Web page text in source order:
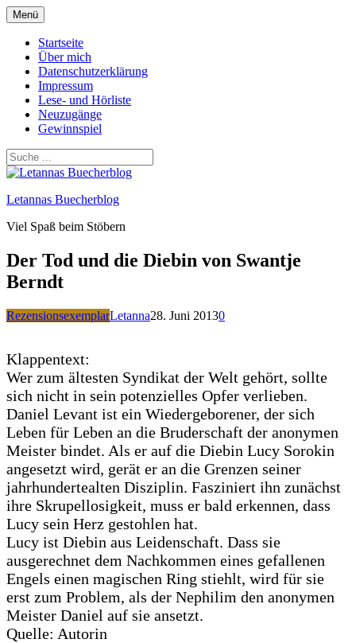
Zum
Inhalt
springen
Menü
Startseite
Über mich
Datenschutzerklärung
Impressum
Lese- und Hörliste
Neuzugänge
Gewinnspiel
Letannas Buecherblog
Viel Spaß beim Stöbern
Der Tod und die Diebin von Swantje
Berndt
RezensionsexemplarLetanna28. Juni 20130
Klappentext:
Wer zum ältesten Syndikat der Welt gehört, sollte
sich nicht in sein potenzielles Opfer verlieben.
Daniel Levant ist ein Wiedergeborener, der sich
Leben für Leben an die Bruderschaft der anonymen
Meister bindet. Als er auf die Diebin Lucy Sorokin
angesetzt wird, gerät er an die Grenzen seiner
jahrhundertealten Disziplin. Fasziniert ihn zunächst
ihre Skrupellosigkeit, muss er bald erkennen, dass
Lucy sein Herz gestohlen hat.
Lucy ist Diebin aus Leidenschaft. Dass sie
ausgerechnet dem Nachkommen eines gefallenen
Engels einen magischen Ring stiehlt, wird für sie
erst zum Problem, als der Nephilim den anonymen
Meister Daniel auf sie ansetzt.
Quelle: Autorin